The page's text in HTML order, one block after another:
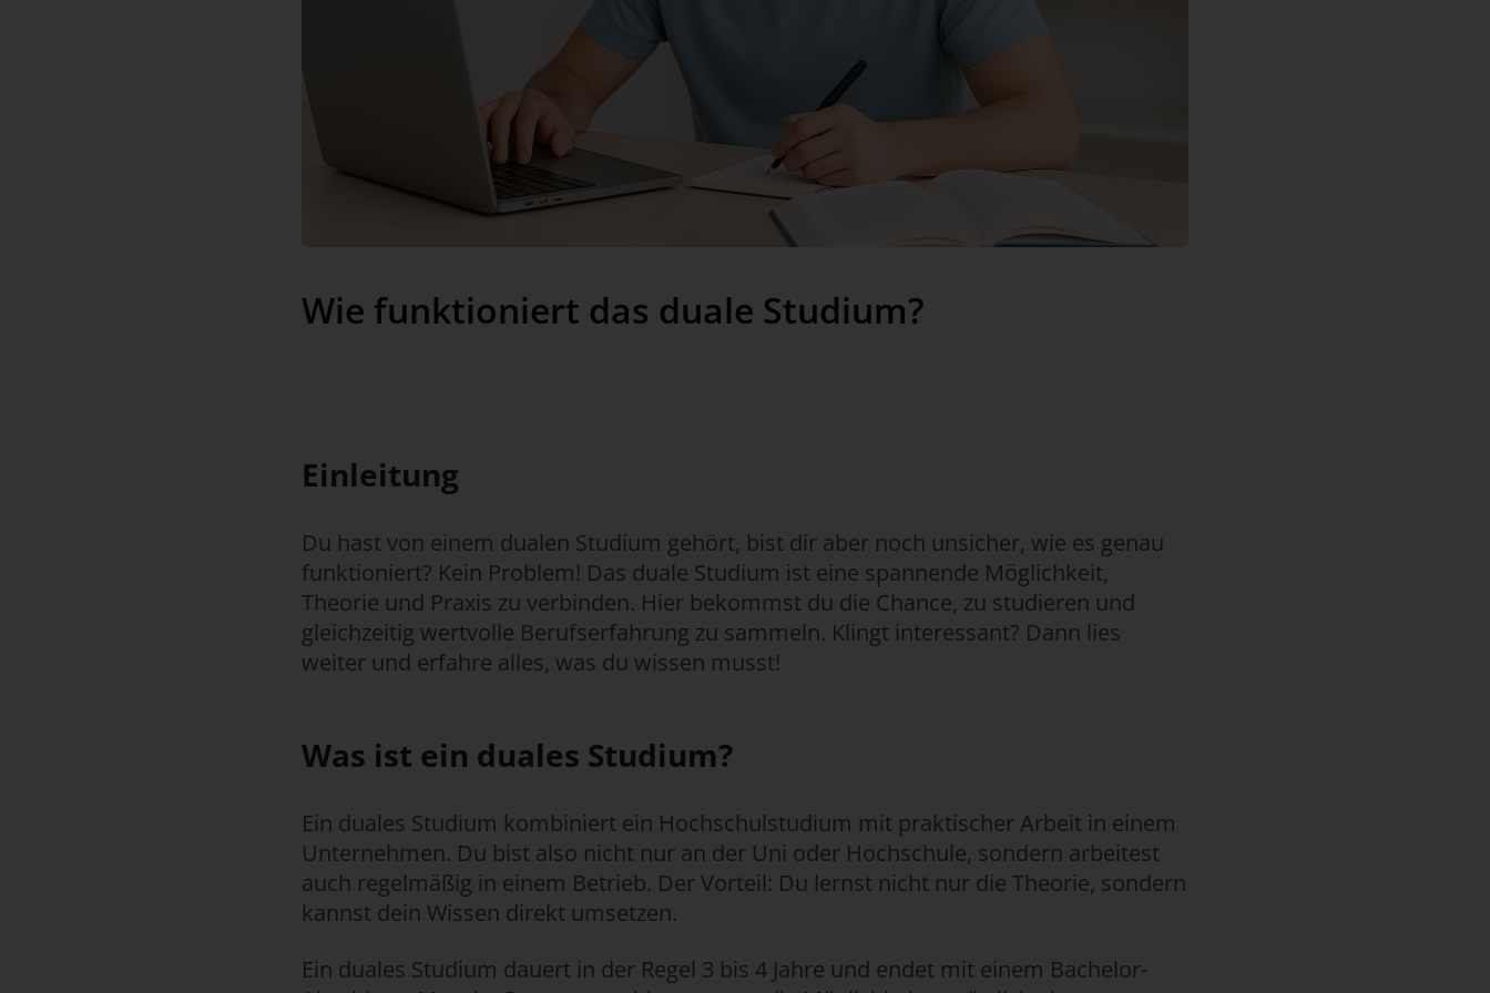
Wie funktioniert das duale Studium?
Einleitung
Du hast von einem dualen Studium gehört, bist dir aber noch unsicher, wie es genau
funktioniert? Kein Problem! Das duale Studium ist eine spannende Möglichkeit,
Theorie und Praxis zu verbinden. Hier bekommst du die Chance, zu studieren und
gleichzeitig wertvolle Berufserfahrung zu sammeln. Klingt interessant? Dann lies
weiter und erfahre alles, was du wissen musst!
Was ist ein duales Studium?
Ein duales Studium kombiniert ein Hochschulstudium mit praktischer Arbeit in einem
Unternehmen. Du bist also nicht nur an der Uni oder Hochschule, sondern arbeitest
auch regelmäßig in einem Betrieb. Der Vorteil: Du lernst nicht nur die Theorie, sondern
kannst dein Wissen direkt umsetzen.
Ein duales Studium dauert in der Regel 3 bis 4 Jahre und endet mit einem Bachelor-